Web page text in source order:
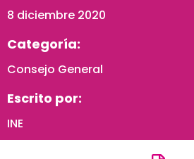
8 diciembre 2020
Categoría:
Consejo General
Escrito por:
INE